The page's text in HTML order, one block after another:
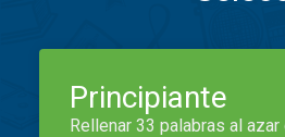
Principiante
Rellenar 33 palabras al azar